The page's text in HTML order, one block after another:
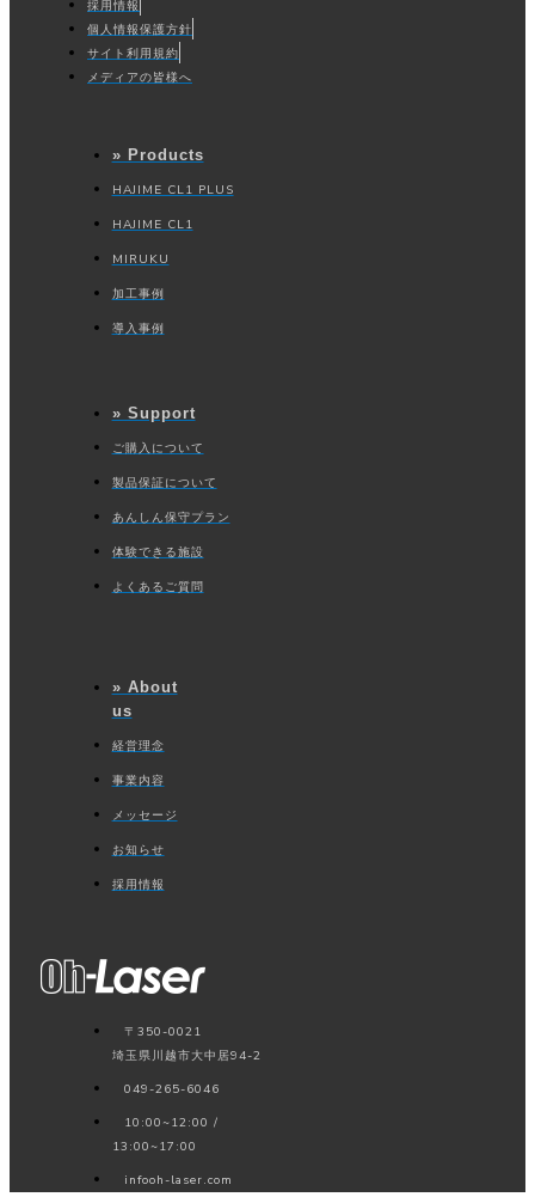
採用情報
個人情報保護方針
サイト利用規約
メディアの皆様へ
» Products
HAJIME CL1 PLUS
HAJIME CL1
MIRUKU
加工事例
導入事例
» Support
ご購入について
製品保証について
あんしん保守プラン
体験できる施設
よくあるご質問
» About
us
経営理念
事業内容
メッセージ
お知らせ
採用情報
〒350-0021
埼玉県川越市大中居94-2
049-265-6046
10:00~12:00 /
13:00~17:00
infooh-laser.com